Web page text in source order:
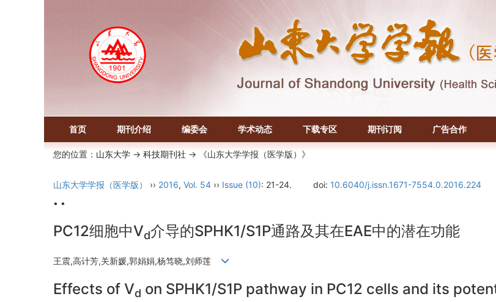
首页 期刊介绍 编委会 学术动态 下载专区 期刊订阅 广告合作
您的位置： 山东大学 -> 科技期刊社 -> 《山东大学学报（医学版）》
山东大学学报（医学版） ›› 2016, Vol. 54 ›› Issue (10): 21-24. doi: 10.6040/j.issn.1671-7554.0.2016.224
• •
PC12细胞中Vd介导的SPHK1/S1P通路及其在EAE中的潜在功能
王震,高计芳,关新媛,郭娟娟,杨笃晓,刘师莲
Effects of Vd on SPHK1/S1P pathway in PC12 cells and its